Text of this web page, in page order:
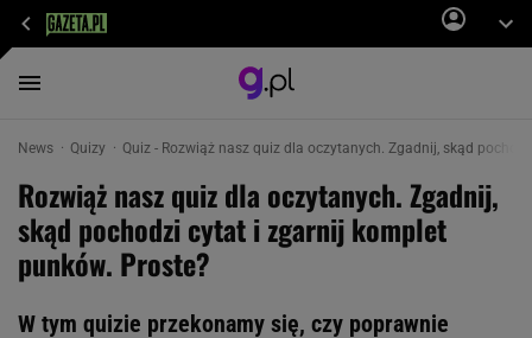
News Quizy Quiz - Rozwiąż nasz quiz dla oczytanych. Zgadnij, skąd
Rozwiąż nasz quiz dla oczytanych. Zgadnij,
skąd pochodzi cytat i zgarnij komplet
punków. Proste?
W tym quizie przekonamy się, czy poprawnie